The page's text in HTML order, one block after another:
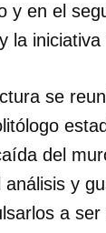
y en el
la iniciativa
se
del
análisis y
a